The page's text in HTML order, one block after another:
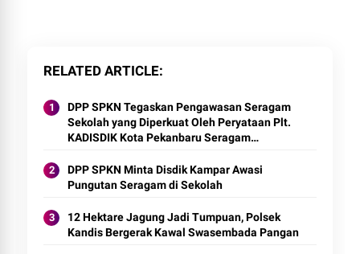
RELATED ARTICLE
DPP SPKN Tegaskan Pengawasan Seragam
Sekolah yang Diperkuat Oleh Peryataan Plt.
KADISDIK Kota Pekanbaru Seragam
DPP SPKN Minta Disdik Kampar Awasi
Pungutan Seragam di Sekolah
12 Hektare Jagung Jadi Tumpuan, Polsek
Kandis Bergerak Kawal Swasembada Pangan